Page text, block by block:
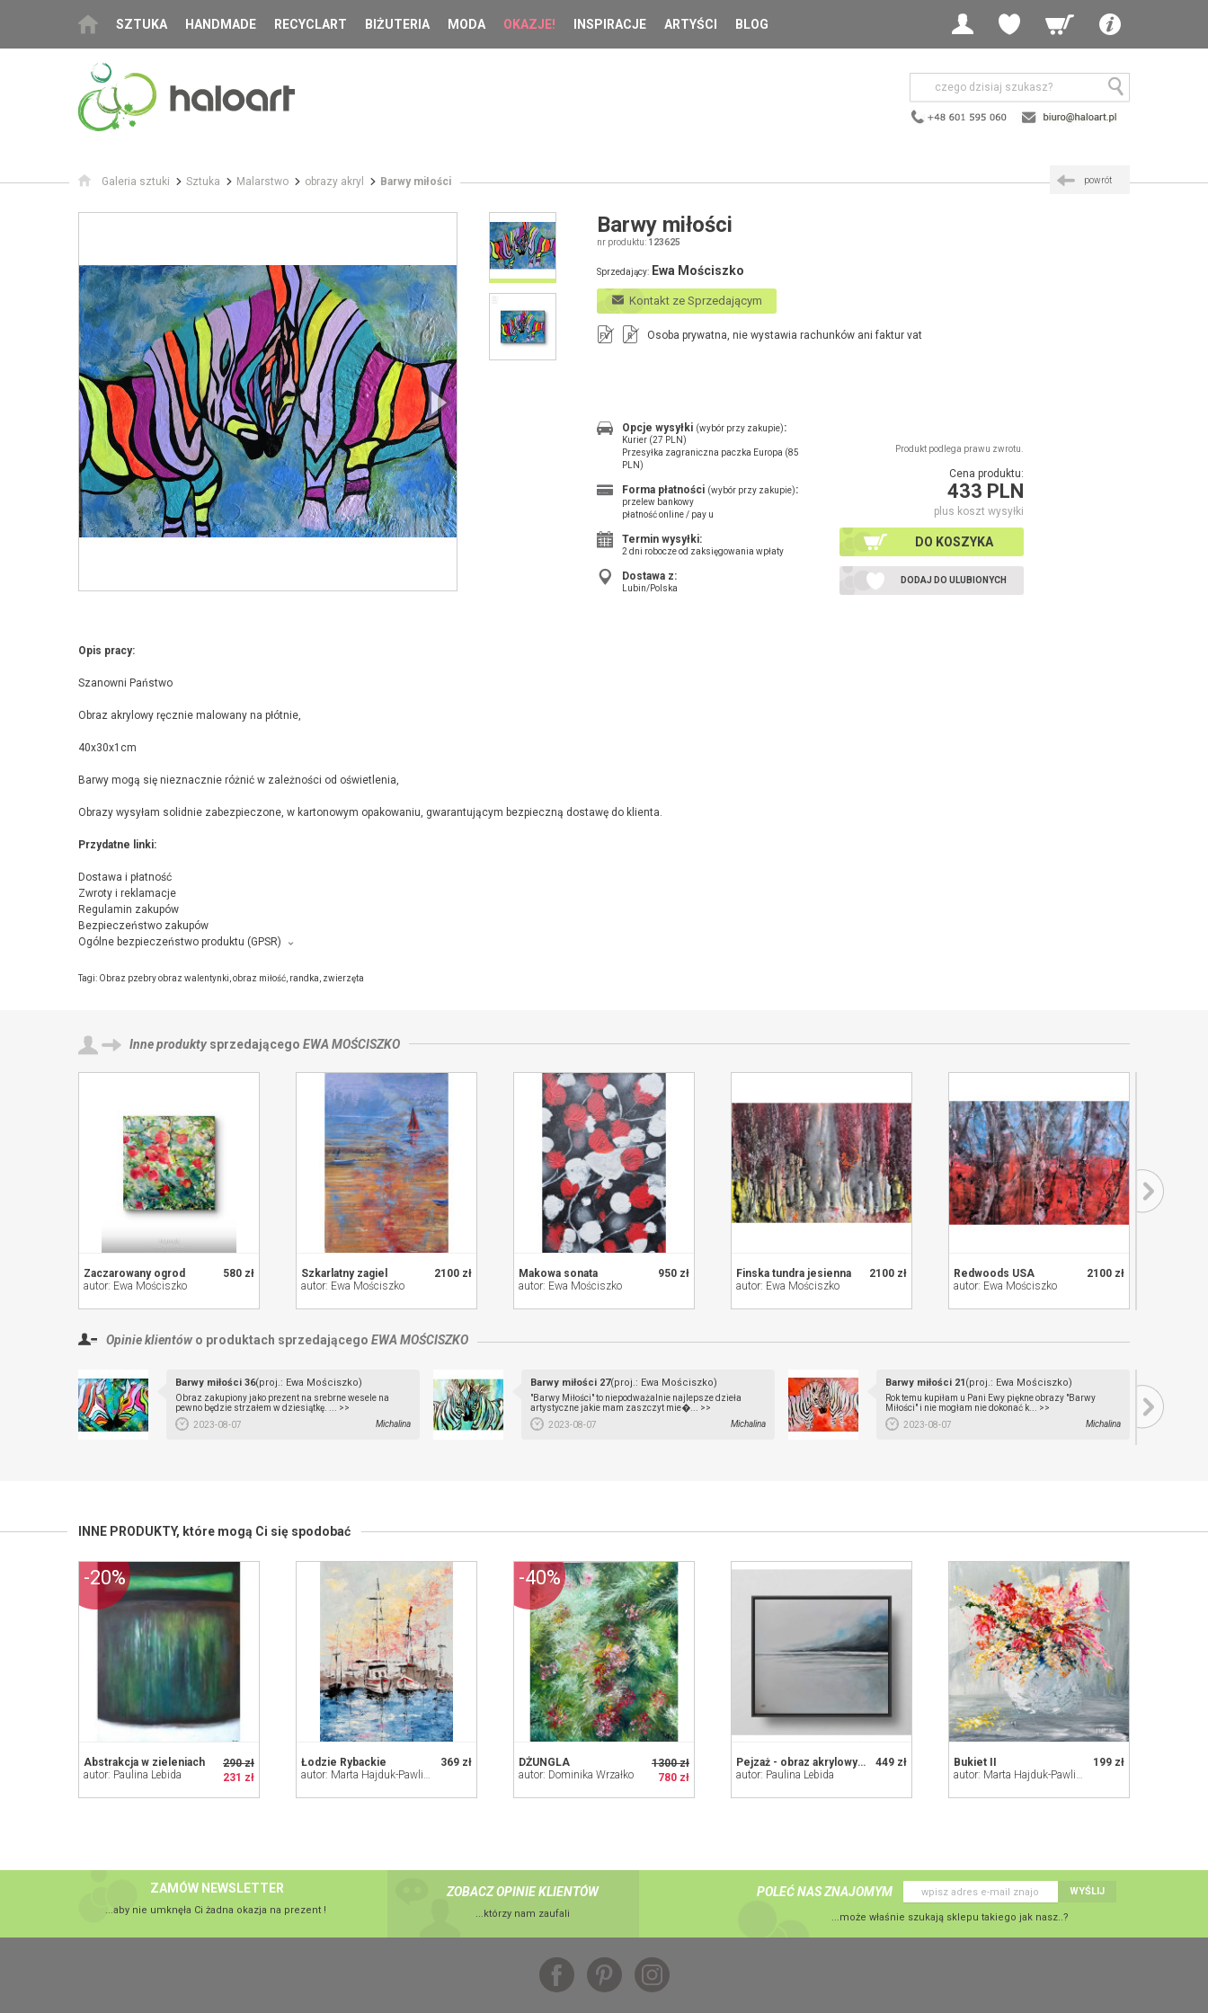
SZTUKA HANDMADE RECYCLART BIŻUTERIA MODA OKAZJE! INSPIRACJE ARTYŚCI BLOG
Galeria sztuki Sztuka Malarstwo obrazy akryl Barwy miłości powrót
Barwy miłości
nr produktu: 123625
Sprzedający: Ewa Mościszko
Kontakt ze Sprzedającym
FV R Osoba prywatna, nie wystawia rachunków ani faktur vat
Produkt podlega prawu zwrotu.
Cena produktu:
433 PLN
plus koszt wysyłki
DO KOSZYKA
DODAJ DO ULUBIONYCH
Opcje wysyłki (wybór przy zakupie):
Kurier (27 PLN)
Przesyłka zagraniczna paczka Europa (85
PLN)
Forma płatności (wybór przy zakupie):
przelew bankowy
płatność online / pay u
Termin wysyłki:
2 dni robocze od zaksięgowania wpłaty
Dostawa z:
Lubin/Polska
Opis pracy:
Szanowni Państwo
Obraz akrylowy ręcznie malowany na płótnie,
40x30x1cm
Barwy mogą się nieznacznie różnić w zależności od oświetlenia,
Obrazy wysyłam solidnie zabezpieczone, w kartonowym opakowaniu, gwarantującym bezpieczną dostawę do klienta.
Przydatne linki:
Dostawa i płatność
Zwroty i reklamacje
Regulamin zakupów
Bezpieczeństwo zakupów
Ogólne bezpieczeństwo produktu (GPSR)
Ewa Mościszko, Wronia 21/21, 59-300 Lubin,
kontakt ze sprzedającym
Tagi: Obraz pzebry obraz walentynki obraz miłość randka zwierzęta
Inne produktysprzedającego EWA MOŚCISZKO
580 zł
Zaczarowany ogrod
autor: Ewa Mościszko
2100 zł
Szkarlatny zagiel
autor: Ewa Mościszko
950 zł
Makowa sonata
autor: Ewa Mościszko
2100 zł
Finska tundra jesienna
autor: Ewa Mościszko
2100 zł
Redwoods USA
autor: Ewa Mościszko
Opinie klientów o produktach sprzedającego EWA MOŚCISZKO
Barwy miłości 36(proj.: Ewa Mościszko)
Obraz zakupiony jako prezent na srebrne wesele na
pewno będzie strzałem w dziesiątkę. ... >>
2023-08-07
Michalina
Barwy miłości 27(proj.: Ewa Mościszko)
"Barwy Miłości" to niepodważalnie najlepsze dzieła
artystyczne jakie mam zaszczyt mie�... >>
2023-08-07
Michalina
Barwy miłości 21(proj.: Ewa Mościszko)
Rok temu kupiłam u Pani Ewy piękne obrazy "Barwy
Miłości" i nie mogłam nie dokonać k... >>
2023-08-07
Michalina
INNE PRODUKTY, które mogą Ci się spodobać
290 zł
231 zł
Abstrakcja w zieleniach
autor: Paulina Lebida
-20%
369 zł
Łodzie Rybackie
autor: Marta Hajduk-Pawlica
1300 zł
780 zł
DŻUNGLA
autor: Dominika Wrzałko
-40%
449 zł
Pejzaż - obraz akrylowy 50/60 cm
autor: Paulina Lebida
199 zł
Bukiet II
autor: Marta Hajduk-Pawlica
ZAMÓW NEWSLETTER
...aby nie umknęła Ci żadna okazja na prezent !
ZOBACZ OPINIE KLIENTÓW
...którzy nam zaufali
POLEĆ NAS ZNAJOMYM WYŚLIJ
...może właśnie szukają sklepu takiego jak nasz..?